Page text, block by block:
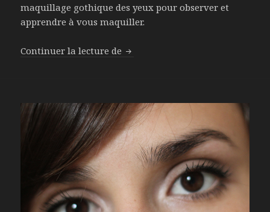
maquillage gothique des yeux pour observer et
apprendre à vous maquiller.
Continuer la lecture de Le maquillage gothique des yeux